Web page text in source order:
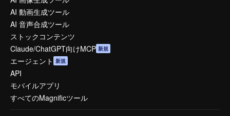
AI 動画生成ツール
AI 音声合成ツール
ストックコンテンツ
Claude/ChatGPT向けMCP 新規
エージェント 新規
API
モバイルアプリ
すべてのMagnificツール